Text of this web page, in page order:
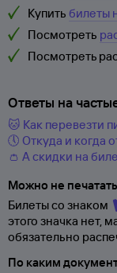
Купить билеты
Посмотреть
Посмотреть
Ответы на
🐱 Как перевезти
🕔 Откуда и когда
👛 А скидки на
Можно не
Билеты со знаком
этого значка нет,
обязательно
По каким